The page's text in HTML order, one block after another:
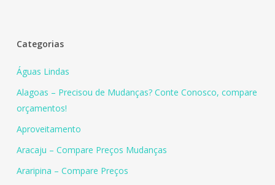
Categorias
Águas Lindas
Alagoas – Precisou de Mudanças? Conte Conosco, compare
orçamentos!
Aproveitamento
Aracaju – Compare Preços Mudanças
Araripina – Compare Preços